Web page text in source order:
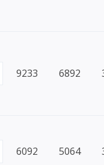
9233 6892
6092 5064